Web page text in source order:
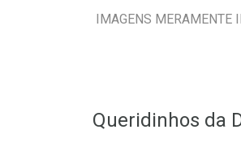
IMAGENS MERAMENTE
Queridinhos da